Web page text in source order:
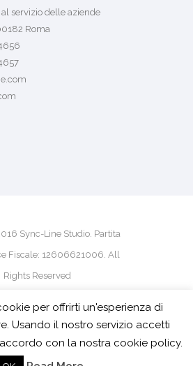
servizio delle aziende
Roma
Sync-Line Studio. Partita
Fiscale: 12606621006. All
Rights Reserved
bypm-design
per offrirti un'esperienza di
Usando il nostro servizio accetti
con la nostra cookie policy.